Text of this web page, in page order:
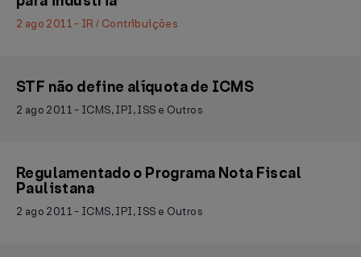
2 ago 2011 - IR / Contribuições
STF não define alíquota de ICMS
2 ago 2011 - ICMS, IPI, ISS e Outros
Regulamentado o Programa Nota Fiscal
Paulistana
2 ago 2011 - ICMS, IPI, ISS e Outros